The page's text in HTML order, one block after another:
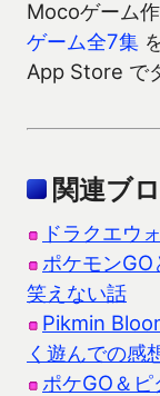
Mocoゲーム
ゲーム全7集
App Store で
関連ブ
ドラクエウ
ポケモン
笑えない話
Pikmin
く遊んでの感
ポケGO＆